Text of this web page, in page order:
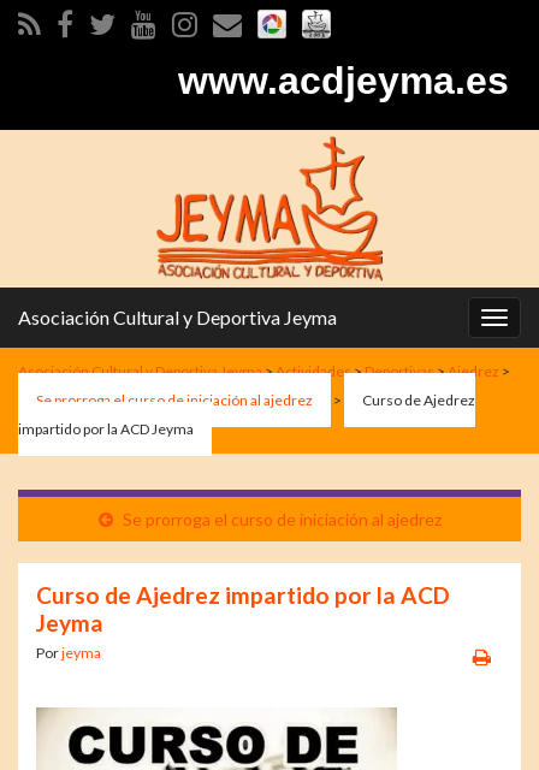
www.acdjeyma.es
la
Asociación Cultural y Deportiva Jeyma
Asociación Cultural y Deportiva Jeyma>Actividades>Deportivas>Ajedrez >
Se prorroga el curso de iniciación al ajedrez
>
Curso de Ajedrez
impartido por la ACD Jeyma
Se prorroga el curso de iniciación al ajedrez
Curso de Ajedrez impartido por la ACD
Jeyma
Porjeyma